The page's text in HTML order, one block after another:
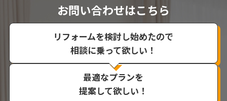
お問い合わせはこちら
リフォームを検討し始めたので
相談に乗って欲しい！
最適なプランを
提案して欲しい！